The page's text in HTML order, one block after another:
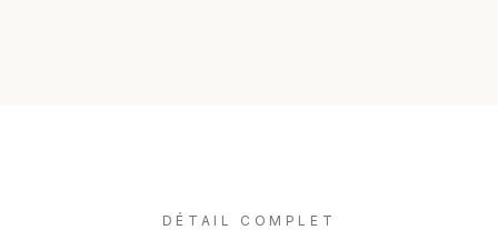
DÉTAIL COMPLET